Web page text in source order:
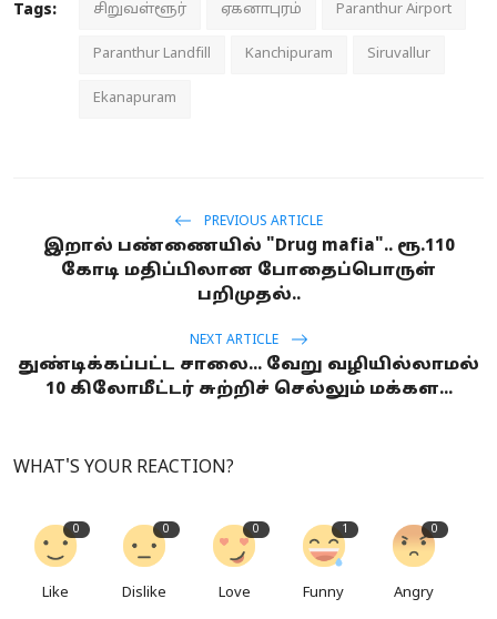
Tags: சிறுவள்ளூர் ஏகனாபுரம் Paranthur Airport
Paranthur Landfill Kanchipuram Siruvallur
Ekanapuram
PREVIOUS ARTICLE
இறால் பண்ணையில் "Drug mafia".. ரூ.110
கோடி மதிப்பிலான போதைப்பொருள்
பறிமுதல்..
NEXT ARTICLE
துண்டிக்கப்பட்ட சாலை... வேறு வழியில்லாமல்
10 கிலோமீட்டர் சுற்றிச் செல்லும் மக்கள...
WHAT'S YOUR REACTION?
0
Like
0
Dislike
0
Love
1
Funny
0
Angry